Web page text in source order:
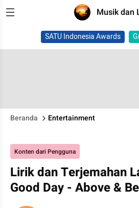
Musik dan
SATU Indonesia Awards
Beranda Entertainment
Konten dari Pengguna
Lirik dan Terjemahan
Good Day - Above &